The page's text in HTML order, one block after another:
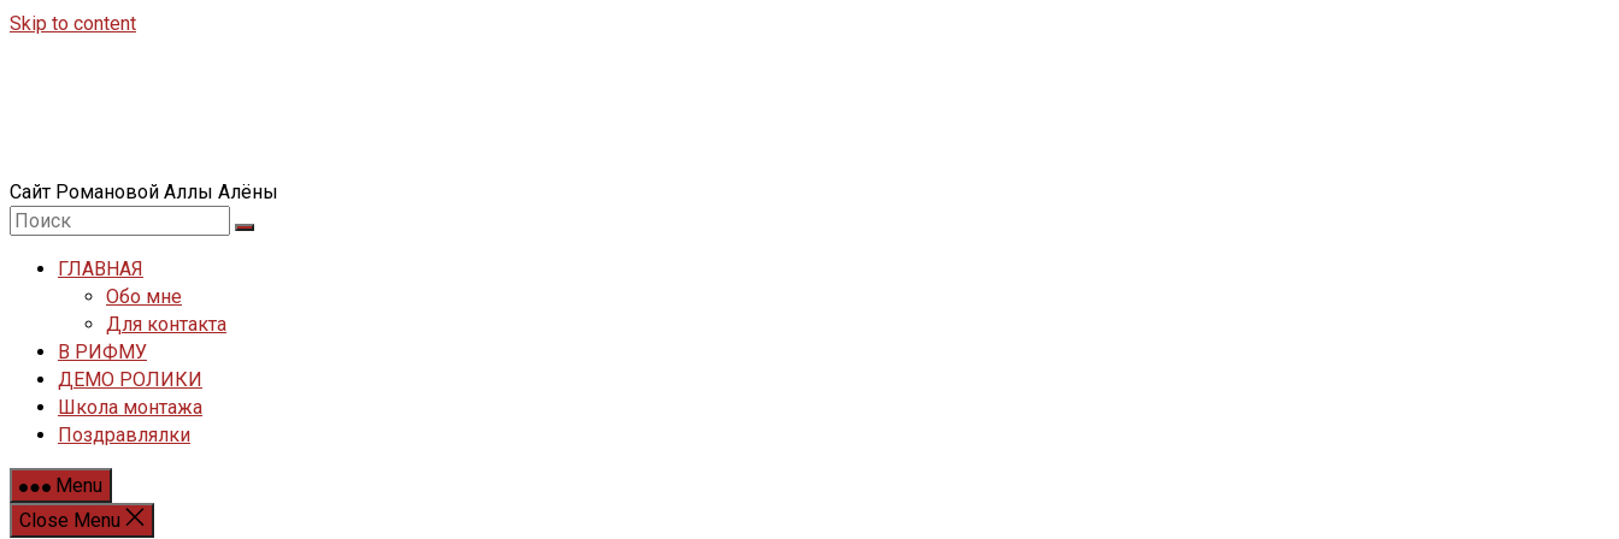
Skip to content
Сайт Романовой Аллы Алёны
ГЛАВНАЯ
Обо мне
Для контакта
В РИФМУ
ДЕМО РОЛИКИ
Школа монтажа
Поздравлялки
Menu
Close Menu